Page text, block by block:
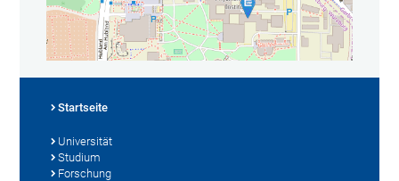
Startseite
Universität
Studium
Forschung